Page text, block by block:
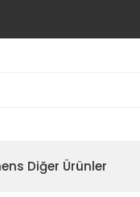
Diğer Ürünler